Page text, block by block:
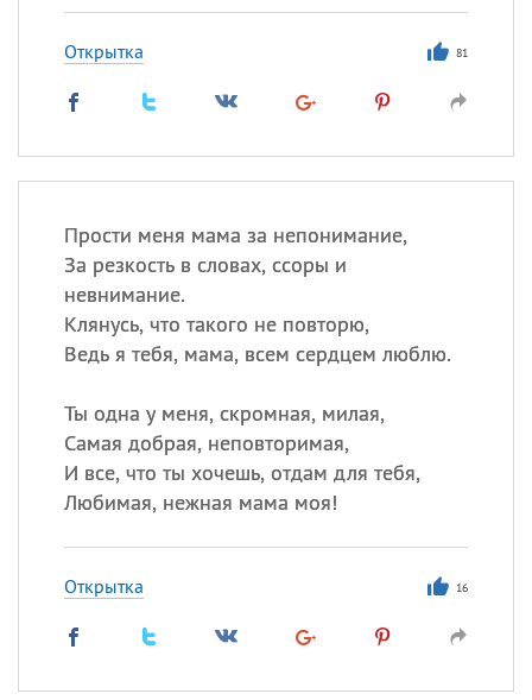
Открытка 81
Прости меня мама за непонимание,
За резкость в словах, ссоры и
невнимание.
Клянусь, что такого не повторю,
Ведь я тебя, мама, всем сердцем люблю.
Ты одна у меня, скромная, милая,
Самая добрая, неповторимая,
И все, что ты хочешь, отдам для тебя,
Любимая, нежная мама моя!
Открытка 16